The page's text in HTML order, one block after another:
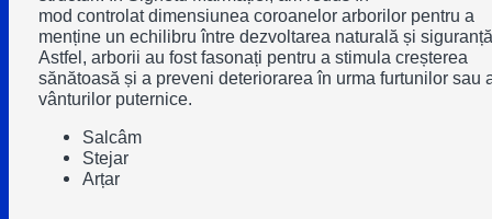
mod controlat dimensiunea coroanelor arborilor pentru a
menține un echilibru între dezvoltarea naturală și
Astfel, arborii au fost fasonați pentru a stimula creșterea
sănătoasă și a preveni deteriorarea în urma furtunilor sau
vânturilor puternice.
Salcâm
Stejar
Arțar